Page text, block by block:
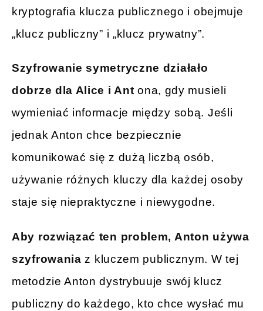
kryptografia klucza publicznego i obejmuje
„klucz publiczny” i „klucz prywatny”.
Szyfrowanie symetryczne działało
dobrze dla Alice i Ant ona, gdy musieli
wymieniać informacje między sobą. Jeśli
jednak Anton chce bezpiecznie
komunikować się z dużą liczbą osób,
używanie różnych kluczy dla każdej osoby
staje się niepraktyczne i niewygodne.
Aby rozwiązać ten problem, Anton używa
szyfrowania z kluczem publicznym. W tej
metodzie Anton dystrybuuje swój klucz
publiczny do każdego, kto chce wysłać mu